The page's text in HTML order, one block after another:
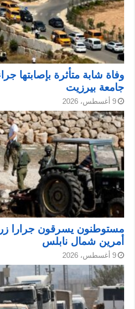
وفاة شابة متأثرة بإصابتها
جامعة بيرزيت
9 أغسطس، 2026
مستوطنون يسرقون جرارا
أمرين شمال نابلس
9 أغسطس، 2026